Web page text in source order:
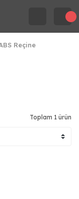
Reçine
Toplam 1 ürün